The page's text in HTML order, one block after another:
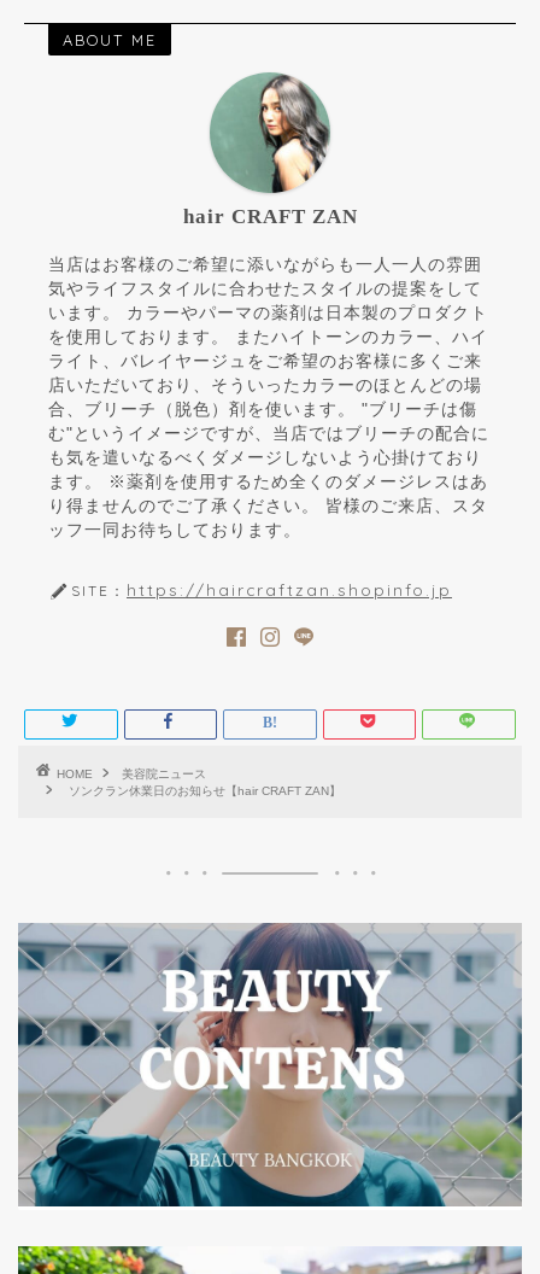
ABOUT ME
hair CRAFT ZAN
当店はお客様のご希望に添いながらも一人一人の雰囲
気やライフスタイルに合わせたスタイルの提案をして
います。 カラーやパーマの薬剤は日本製のプロダクト
を使用しております。 またハイトーンのカラー、ハイ
ライト、バレイヤージュをご希望のお客様に多くご来
店いただいており、そういったカラーのほとんどの場
合、ブリーチ（脱色）剤を使います。 "ブリーチは傷
む"というイメージですが、当店ではブリーチの配合に
も気を遣いなるべくダメージしないよう心掛けており
ます。 ※薬剤を使用するため全くのダメージレスはあ
り得ませんのでご了承ください。 皆様のご来店、スタ
ッフ一同お待ちしております。
SITE： https://haircraftzan.shopinfo.jp
HOME
美容院ニュース
ソンクラン休業日のお知らせ【hair CRAFT ZAN】